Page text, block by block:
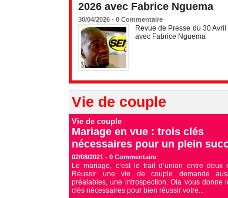
2026 avec Fabrice Nguema
30/04/2026 - 0 Commentaire
Revue de Presse du 30 Avril
avec Fabrice Nguema
Vie de couple
Vie de couple
Mariage en vue : trois clés
nécessaires pour un plein
02/08/2021 - 0 Commentaire
Le mariage, c’est le trait d’union entre deux
Réussir une vie de couple demande
préalables, une introspection. Ola vous donne
clés nécessaires pour bien réussir votre...